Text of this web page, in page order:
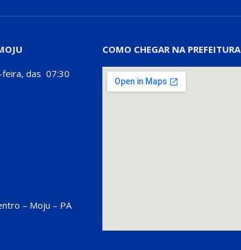
das 07:30
– Moju – PA
COMO CHEGAR NA PREFEITURA